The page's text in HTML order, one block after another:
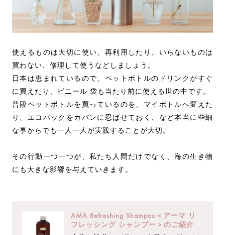
使えるものは大切に使い、再利用したり、いらないものは
買わない、修理して使うなどしましょう。
日本は恵まれているので、ペットボトルのドリンクがすぐ
に買えたり、ビニール 袋も当たり前に使える世の中です。
普段ペットボトルを買っているのを、マイボトルへ変えた
り、エコバックをカバンに忍ばせておく、など本当に些細
な事からでも一人一人が実践することが大切。
その行動一つ一つが、私たち人間だけでなく、海の生き物
にも大きな影響を与えていきます。
AMA Refreshing Shampoo＜アーマ リ
フレッシング シャンプー＞のご紹介